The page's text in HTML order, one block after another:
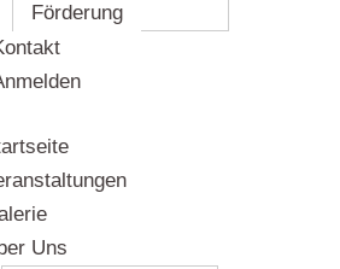
Förderung
Uns